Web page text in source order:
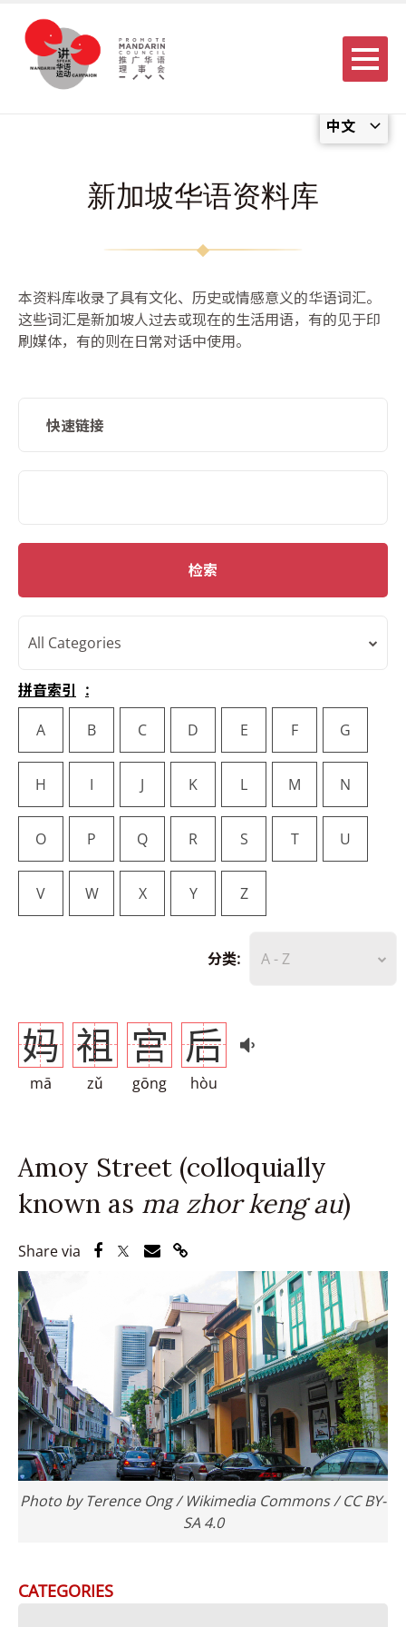
中文
Menu
新加坡华语资料库
本资料库收录了具有文化、历史或情感意义的华语词汇。
这些词汇是新加坡人过去或现在的生活用语，有的见于印
刷媒体，有的则在日常对话中使用。
快速链接
检索
All Categories
拼音索引
A
B C D E F G
H I J K L M N
O P Q R S T U
V W X Y Z
分类: A - Z
妈
mā
祖
zǔ
宫
gōng
后
hòu
Amoy Street (colloquially
known as ma zhor keng au)
Share via Share via Facebook
Share via Twitter
Share via Email
Share via Link
Photo by Terence Ong / Wikimedia Commons / CC BY-
SA 4.0
CATEGORIES